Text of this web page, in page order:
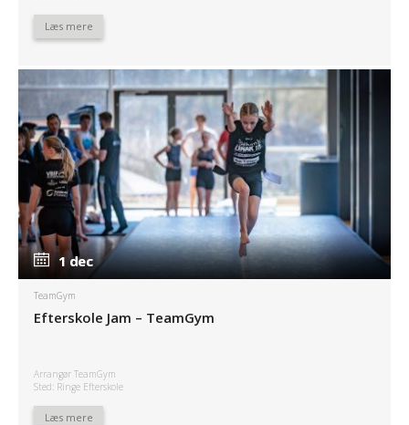
Læs mere
1 dec
1 dec
TeamGym
Efterskole Jam – TeamGym
Arrangør TeamGym
Sted: Ringe Efterskole
Læs mere